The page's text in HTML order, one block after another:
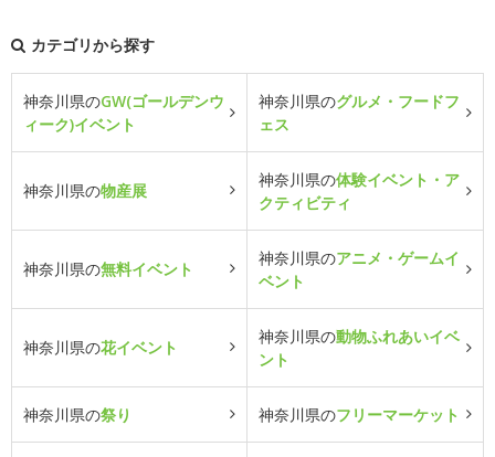
カテゴリから探す
神奈川県のGW(ゴールデンウ
ィーク)イベント
神奈川県のグルメ・フードフ
ェス
神奈川県の物産展
神奈川県の体験イベント・ア
クティビティ
神奈川県の無料イベント
神奈川県のアニメ・ゲームイ
ベント
神奈川県の花イベント
神奈川県の動物ふれあいイベ
ント
神奈川県の祭り 神奈川県のフリーマーケット